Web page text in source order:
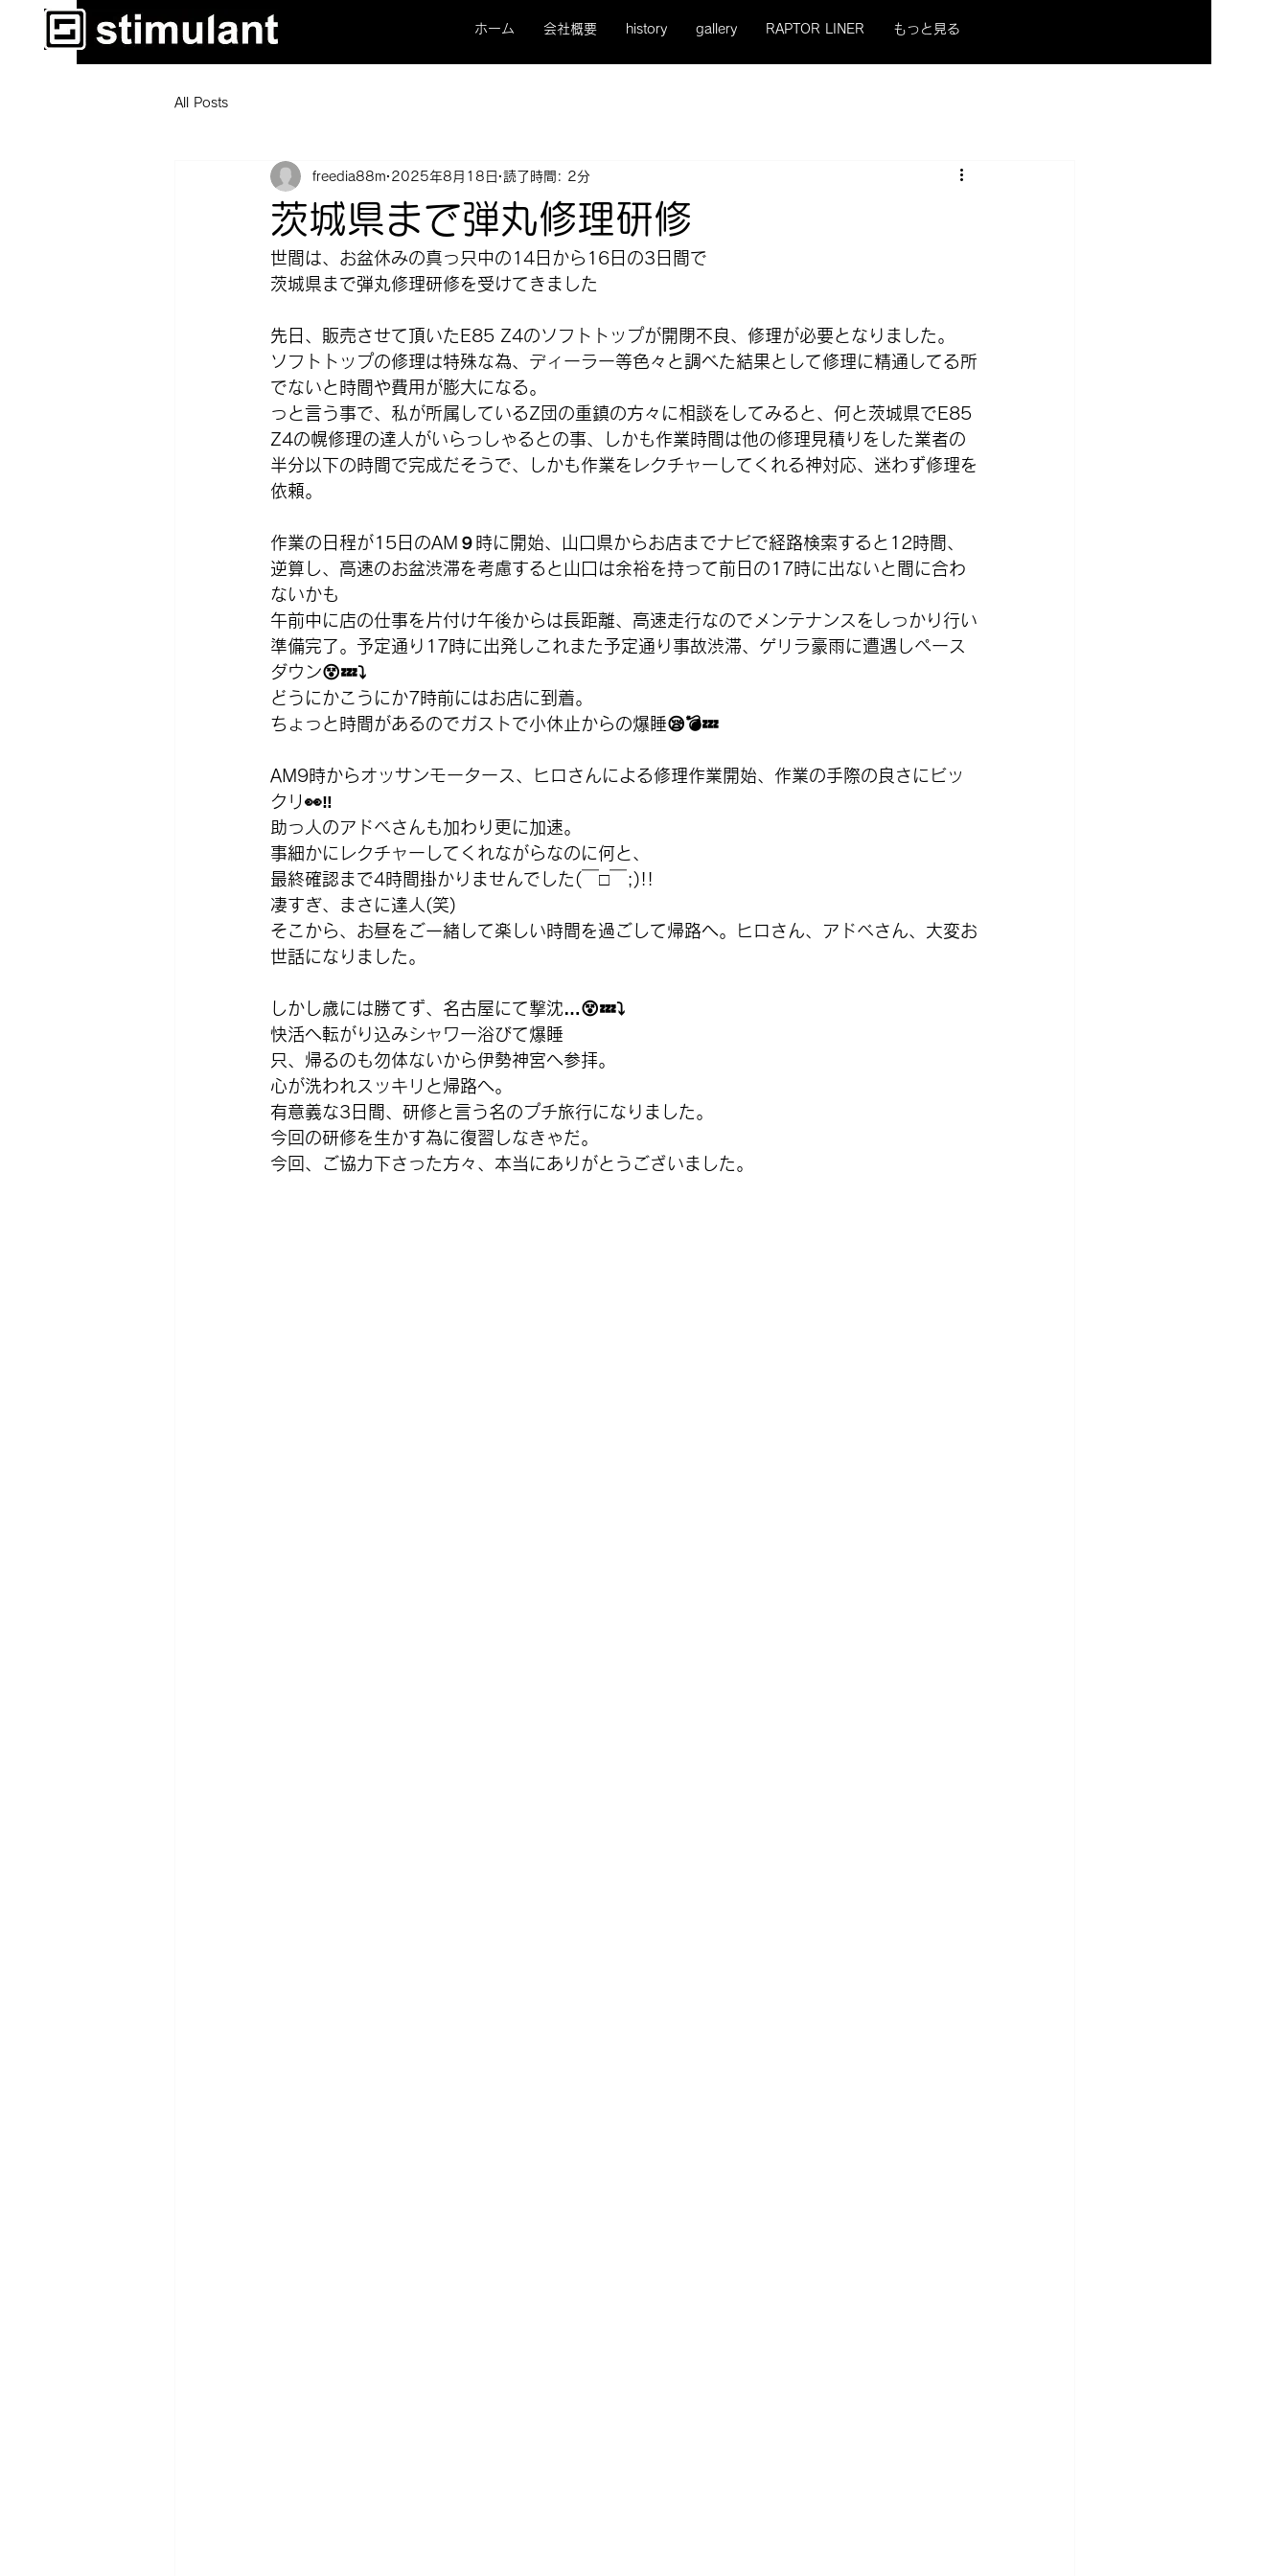
ホーム 会社概要 history gallery RAPTOR LINER もっと見る
All Posts
茨城県まで弾丸修理研修
freedia88m 2025年8月18日 読了時間: 2分
世間は、お盆休みの真っ只中の14日から16日の3日間で
茨城県まで弾丸修理研修を受けてきました
先日、販売させて頂いたE85 Z4のソフトトップが開閉不良、修理が必要となりました。
ソフトトップの修理は特殊な為、ディーラー等色々と調べた結果として修理に精通してる所
でないと時間や費用が膨大になる。
っと言う事で、私が所属しているZ団の重鎮の方々に相談をしてみると、何と茨城県でE85
Z4の幌修理の達人がいらっしゃるとの事、しかも作業時間は他の修理見積りをした業者の
半分以下の時間で完成だそうで、しかも作業をレクチャーしてくれる神対応、迷わず修理を
依頼。
作業の日程が15日のAM９時に開始、山口県からお店までナビで経路検索すると12時間、
逆算し、高速のお盆渋滞を考慮すると山口は余裕を持って前日の17時に出ないと間に合わ
ないかも
午前中に店の仕事を片付け午後からは長距離、高速走行なのでメンテナンスをしっかり行い
準備完了。予定通り17時に出発しこれまた予定通り事故渋滞、ゲリラ豪雨に遭遇しペース
ダウン😵💤⤵️
どうにかこうにか7時前にはお店に到着。
ちょっと時間があるのでガストで小休止からの爆睡😪💣️💤
AM9時からオッサンモータース、ヒロさんによる修理作業開始、作業の手際の良さにビッ
クリ👀‼️
助っ人のアドベさんも加わり更に加速。
事細かにレクチャーしてくれながらなのに何と、
最終確認まで4時間掛かりませんでした(￣□￣;)!!
凄すぎ、まさに達人(笑)
そこから、お昼をご一緒して楽しい時間を過ごして帰路へ。ヒロさん、アドベさん、大変お
世話になりました。
しかし歳には勝てず、名古屋にて撃沈…😵💤⤵️
快活へ転がり込みシャワー浴びて爆睡
只、帰るのも勿体ないから伊勢神宮へ参拝。
心が洗われスッキリと帰路へ。
有意義な3日間、研修と言う名のプチ旅行になりました。
今回の研修を生かす為に復習しなきゃだ。
今回、ご協力下さった方々、本当にありがとうございました。